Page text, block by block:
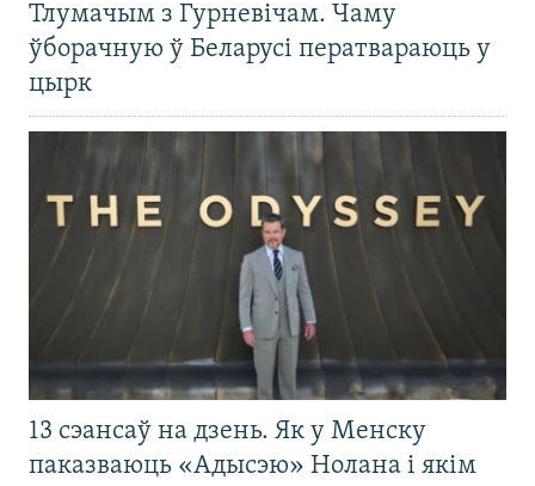
Тлумачым з Гурневічам. Чаму
ўборачную ў Беларусі ператвараюць у
цырк
13 сэансаў на дзень. Як у Менску
паказваюць «Адысэю» Нолана і якім